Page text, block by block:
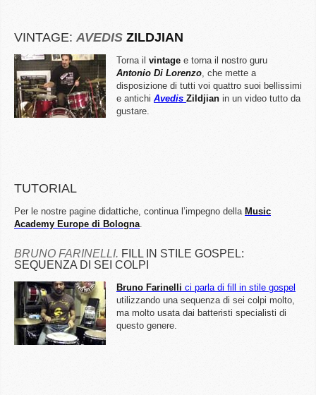
VINTAGE: AVEDIS ZILDJIAN
Torna il vintage e torna il nostro guru
Antonio Di Lorenzo, che mette a
disposizione di tutti voi quattro suoi bellissimi
e antichi Avedis Zildjian in un video tutto da
gustare.
TUTORIAL
Per le nostre pagine didattiche, continua l’impegno della Music
Academy Europe di Bologna.
BRUNO FARINELLI. FILL IN STILE GOSPEL:
SEQUENZA DI SEI COLPI
Bruno Farinelli ci parla di fill in stile gospel
utilizzando una sequenza di sei colpi molto,
ma molto usata dai batteristi specialisti di
questo genere.